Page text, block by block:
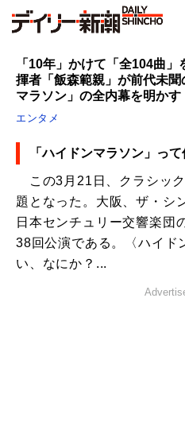
「10年」かけて「全104曲
揮者「飯森範親」が前代未
マラソン」の全内幕を明かす
エンタメ
「ハイドンマラソン」って
この3月21日、クラシッ
題となった。大阪、ザ・シ
日本センチュリー交響楽団
38回公演である。〈ハイド
い、なにか？...